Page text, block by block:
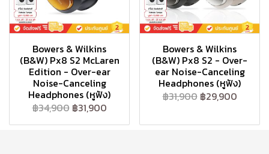
Bowers & Wilkins
(B&W) Px8 S2 McLaren
Edition - Over-ear
Noise-Canceling
Headphones (หูฟัง)
฿34,900 ฿31,900
Bowers & Wilkins
(B&W) Px8 S2 - Over-
ear Noise-Canceling
Headphones (หูฟัง)
฿31,900 ฿29,900